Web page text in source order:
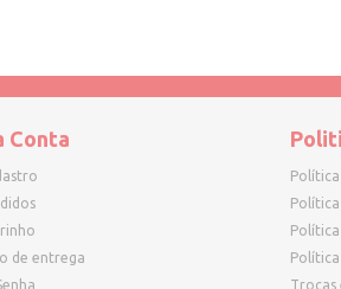
Conta
de entrega
Trocas